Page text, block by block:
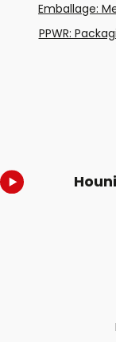
Emballage:
PPWR: